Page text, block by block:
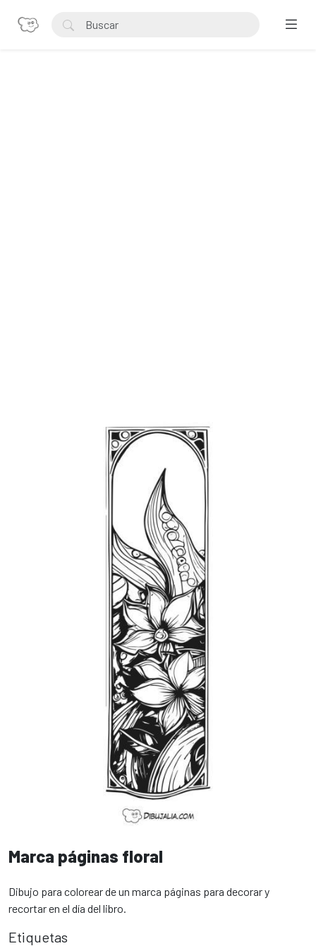
Marca páginas floral
Dibujo para colorear de un marca páginas para decorar y
recortar en el día del libro.
Etiquetas